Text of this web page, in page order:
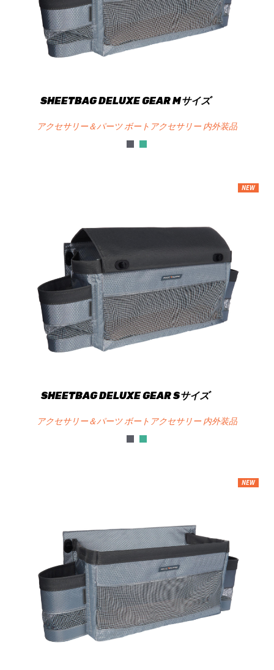
SHEETBAG DELUXE GEAR Mサイズ
アクセサリー＆パーツ ボートアクセサリー 内外装品
NEW
SHEETBAG DELUXE GEAR Sサイズ
アクセサリー＆パーツ ボートアクセサリー 内外装品
NEW